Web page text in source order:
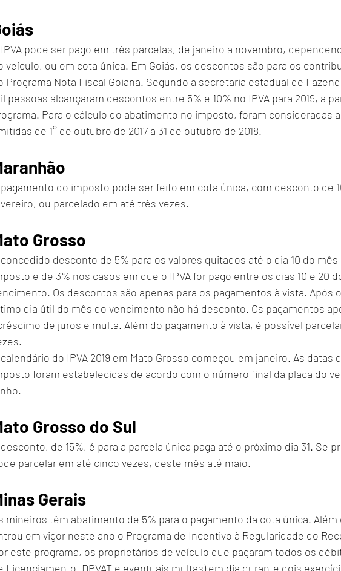
IPVA pode ser pago em três parcelas, de janeiro a novembro,
veículo, ou em cota única. Em Goiás, os descontos são para os
Programa Nota Fiscal Goiana. Segundo a secretaria estadual de
pessoas alcançaram descontos entre 5% e 10% no IPVA para 2019, a
Para o cálculo do abatimento no imposto, foram consideradas
de 1° de outubro de 2017 a 31 de outubro de 2018.
pagamento do imposto pode ser feito em cota única, com desconto de
ou parcelado em até três vezes.
Grosso
concedido desconto de 5% para os valores quitados até o dia 10 do
e de 3% nos casos em que o IPVA for pago entre os dias 10 e 20
Os descontos são apenas para os pagamentos à vista. Após
dia útil do mês do vencimento não há desconto. Os pagamentos
de juros e multa. Além do pagamento à vista, é possível
calendário do IPVA 2019 em Mato Grosso começou em janeiro. As datas
foram estabelecidas de acordo com o número final da placa do
Grosso do Sul
desconto, de 15%, é para a parcela única paga até o próximo dia 31. Se
parcelar em até cinco vezes, deste mês até maio.
Gerais
mineiros têm abatimento de 5% para o pagamento da cota única.
em vigor neste ano o Programa de Incentivo à Regularidade do
este programa, os proprietários de veículo que pagaram todos os
Licenciamento, DPVAT e eventuais multas) em dia durante dois